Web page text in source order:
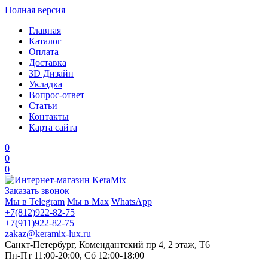
Полная версия
Главная
Каталог
Оплата
Доставка
3D Дизайн
Укладка
Вопрос-ответ
Статьи
Контакты
Карта сайта
0
0
0
Заказать звонок
Мы в Telegram Мы в Max WhatsApp
+7(812)922-82-75
+7(911)922-82-75
zakaz@keramix-lux.ru
Санкт-Петербург, Комендантский пр 4, 2 этаж, Т6
Пн-Пт 11:00-20:00, Сб 12:00-18:00